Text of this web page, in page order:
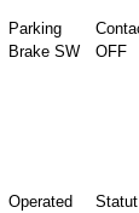
Parking
Brake SW
OFF
Operated